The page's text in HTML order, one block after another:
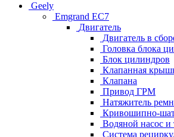
Geely
Emgrand EC7
Двигатель
Двигатель в
Головка блока
Блок цилиндров
Клапанная
Клапана
Привод ГРМ
Натяжитель
Кривошипно-
Водяной насос и
Система